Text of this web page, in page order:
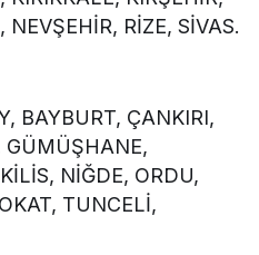
RİZE, SİVAS.
BAYBURT, ÇANKIRI,
GÜMÜŞHANE,
NİĞDE, ORDU,
TUNCELİ,